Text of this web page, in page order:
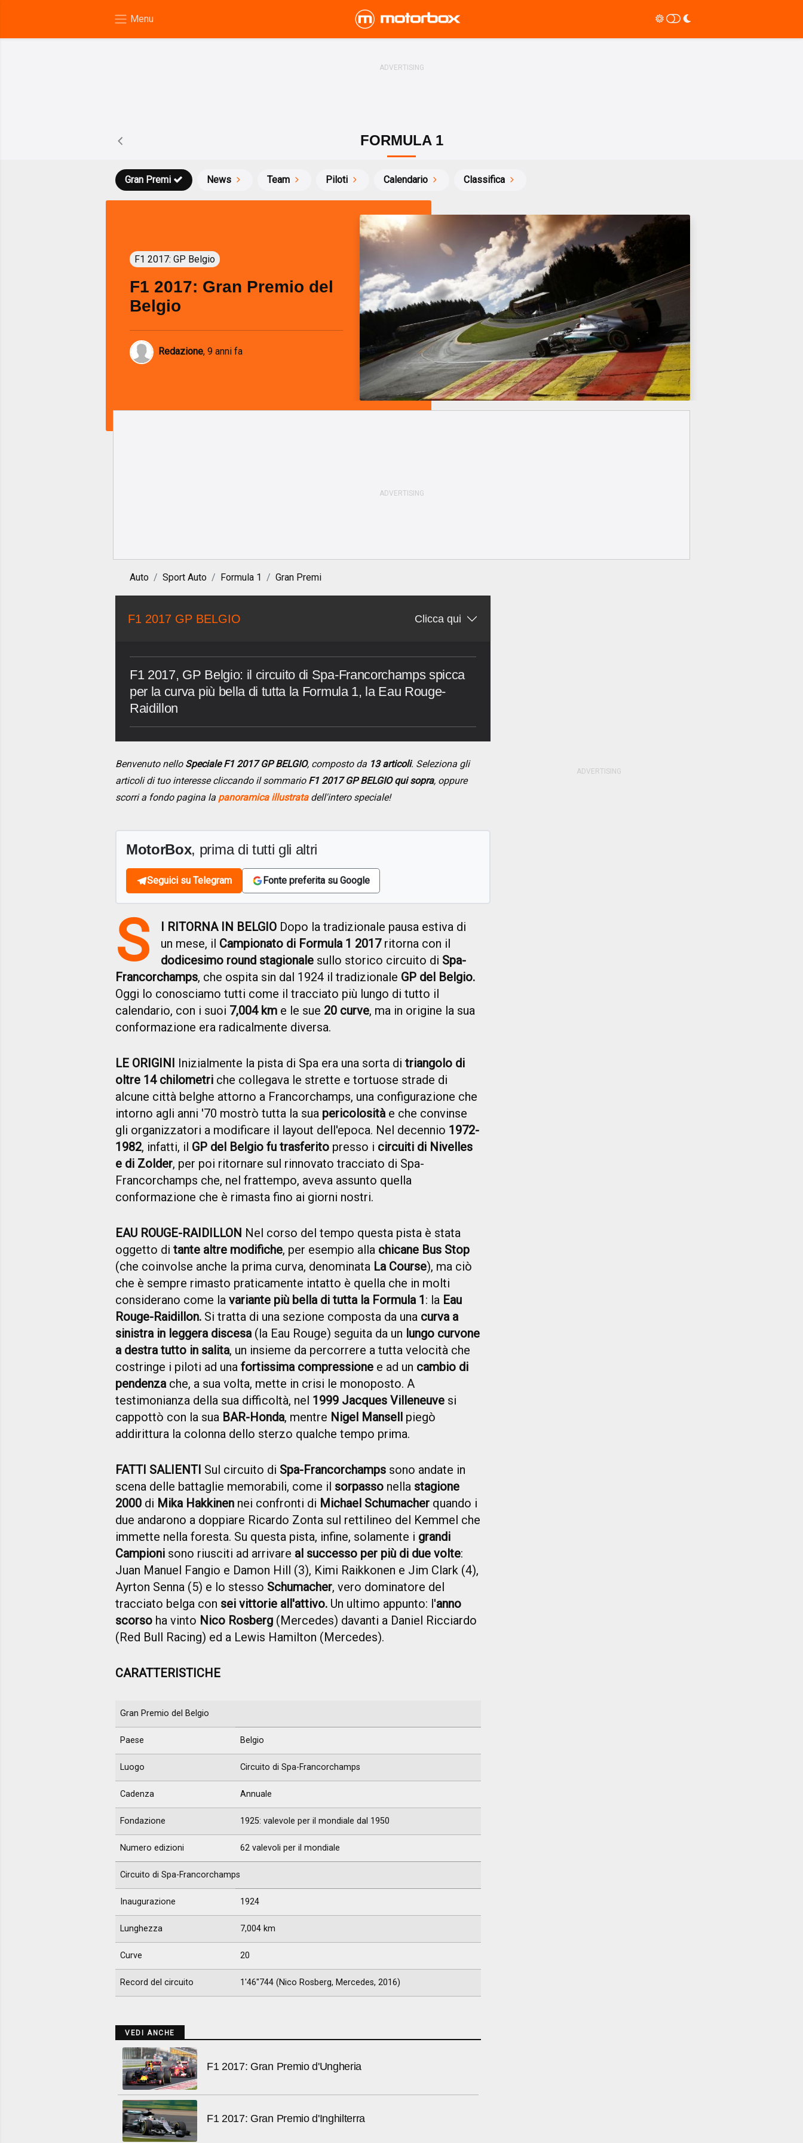
FORMULA 1
News
Gran Premi Team Piloti Calendario Classifica
F1 2017: GP Belgio
F1 2017: Gran Premio del
Belgio
Redazione, 9 anni fa
Auto Sport Auto Formula 1 Gran Premi
F1 2017 GP BELGIO Clicca qui
F1 2017, GP Belgio: il circuito di Spa-Francorchamps spicca
per la curva più bella di tutta la Formula 1, la Eau Rouge-
Raidillon
Benvenuto nello Speciale F1 2017 GP BELGIO, composto da 13 articoli. Seleziona gli
articoli di tuo interesse cliccando il sommario F1 2017 GP BELGIO qui sopra, oppure
scorri a fondo pagina la panoramica illustratadell'intero speciale!
MotorBox, prima di tutti gli altri
Seguici su Telegram Fonte preferita su Google
S I RITORNA IN BELGIO Dopo la tradizionale pausa estiva di
un mese, il Campionato di Formula 1 2017ritorna con il
dodicesimo round stagionale sullo storico circuito di Spa-
Francorchamps, che ospita sin dal 1924 il tradizionale GP del Belgio.
Oggi lo conosciamo tutti come il tracciato più lungo di tutto il
calendario, con i suoi 7,004 km e le sue 20 curve, ma in origine la sua
conformazione era radicalmente diversa.
LE ORIGINI Inizialmente la pista di Spa era una sorta di triangolo di
oltre 14 chilometri che collegava le strette e tortuose strade di
alcune città belghe attorno a Francorchamps, una configurazione che
intorno agli anni '70 mostrò tutta la sua pericolositàe che convinse
gli organizzatori a modificare il layout dell'epoca. Nel decennio 1972-
1982, infatti, il GP del Belgio fu trasferito presso i circuiti di Nivelles
e di Zolder, per poi ritornare sul rinnovato tracciato di Spa-
Francorchamps che, nel frattempo, aveva assunto quella
conformazione che è rimasta fino ai giorni nostri.
EAU ROUGE-RAIDILLON Nel corso del tempo questa pista è stata
oggetto di tante altre modifiche, per esempio alla chicane Bus Stop
(che coinvolse anche la prima curva, denominata La Course), ma ciò
che è sempre rimasto praticamente intatto è quella che in molti
considerano come la variante più bella di tutta la Formula 1: la Eau
Rouge-Raidillon. Si tratta di una sezione composta da una curva a
sinistra in leggera discesa(la Eau Rouge) seguita da un lungo curvone
a destra tutto in salita, un insieme da percorrere a tutta velocità che
costringe i piloti ad una fortissima compressione e ad un cambio di
pendenzache, a sua volta, mette in crisi le monoposto. A
testimonianza della sua difficoltà, nel 1999 Jacques Villeneuve si
cappottò con la sua BAR-Honda, mentre Nigel Mansell piegò
addirittura la colonna dello sterzo qualche tempo prima.
FATTI SALIENTI Sul circuito di Spa-Francorchamps sono andate in
scena delle battaglie memorabili, come il sorpasso nella stagione
2000 di Mika Hakkinen nei confronti di Michael Schumacher quando i
due andarono a doppiare Ricardo Zonta sul rettilineo del Kemmel che
immette nella foresta. Su questa pista, infine, solamente i grandi
Campioni sono riusciti ad arrivare al successo per più di due volte:
Juan Manuel Fangio e Damon Hill (3), Kimi Raikkonen e Jim Clark (4),
Ayrton Senna (5) e lo stesso Schumacher, vero dominatore del
tracciato belga con sei vittorie all'attivo. Un ultimo appunto: l'anno
scorso ha vinto Nico Rosberg (Mercedes) davanti a Daniel Ricciardo
(Red Bull Racing) ed a Lewis Hamilton (Mercedes).
CARATTERISTICHE
Gran Premio del Belgio
Paese Belgio
Luogo Circuito di Spa-Francorchamps
Cadenza Annuale
Fondazione 1925: valevole per il mondiale dal 1950
Numero edizioni 62 valevoli per il mondiale
Circuito di Spa-Francorchamps
Inaugurazione 1924
Lunghezza 7,004 km
Curve 20
Record del circuito 1'46''744 (Nico Rosberg, Mercedes, 2016)
VEDI ANCHE
F1 2017: Gran Premio d'Ungheria
F1 2017: Gran Premio d'Inghilterra